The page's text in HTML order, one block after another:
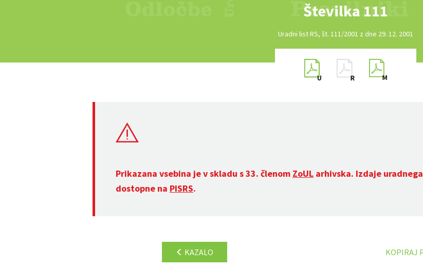
Številka 111
Uradni list RS, št. 111/2001 z dne 29. 12. 2001
Prikazana vsebina je v skladu s 33. členom ZoUL arhivska. Izdaje
dostopne na PISRS.
KAZALO KOPIRAJ